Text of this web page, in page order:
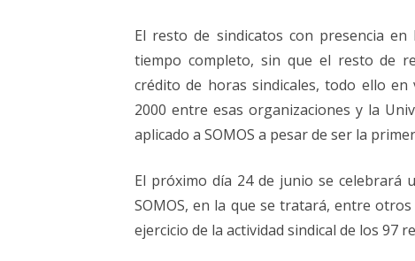
El resto de sindicatos con presencia
tiempo completo, sin que el resto de
crédito de horas sindicales, todo ello
2000 entre esas organizaciones y la
aplicado a SOMOS a pesar de ser la
El próximo día 24 de junio se celebrará
SOMOS, en la que se tratará, entre
ejercicio de la actividad sindical de los 97